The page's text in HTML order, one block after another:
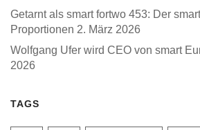
Getarnt als smart fortwo 453: Der
Proportionen 2. März 2026
Wolfgang Ufer wird CEO von smart
2026
TAGS